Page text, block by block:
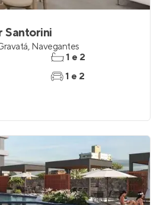
Santorini
, Navegantes
1 e 2
1 e 2